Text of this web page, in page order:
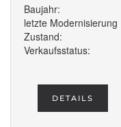
Baujahr:
letzte Modernisierung
Zustand:
Verkaufsstatus:
DETAILS